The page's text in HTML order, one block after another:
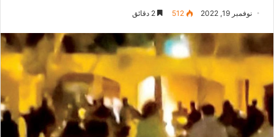
نوفمبر 19, 2022 512